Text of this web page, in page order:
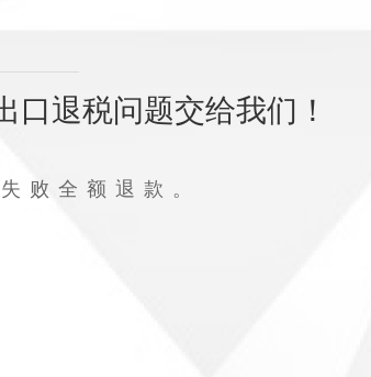
口退税问题交给我们！
败全额退款。